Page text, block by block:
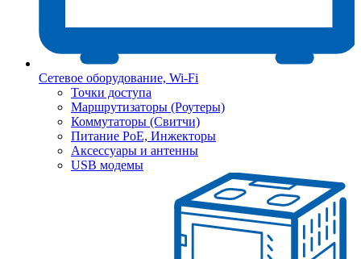
Сетевое оборудование, Wi-Fi
Точки доступа
Маршрутизаторы (Роутеры)
Коммутаторы (Свитчи)
Питание PoE, Инжекторы
Аксессуары и антенны
USB модемы